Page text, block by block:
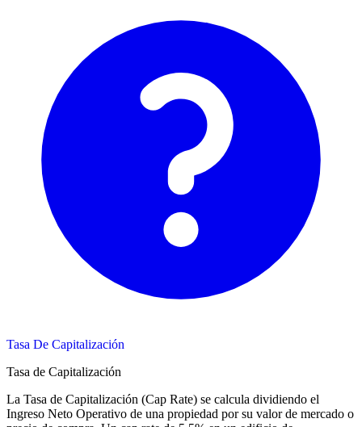
Tasa De Capitalización
Tasa de Capitalización
La Tasa de Capitalización (Cap Rate) se calcula dividiendo el
Ingreso Neto Operativo de una propiedad por su valor de mercado o